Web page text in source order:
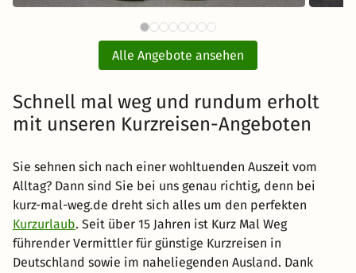
ab64 €
PLAYMOBIL®-FunPark mit Hotel
und Eintritt
inkl. Übernachtung und Frühstück
Zum Angebot
Alle Angebote ansehen
Schnell mal weg und rundum erholt
mit unseren Kurzreisen-Angeboten
Sie sehnen sich nach einer wohltuenden Auszeit vom
Alltag? Dann sind Sie bei uns genau richtig, denn bei
kurz-mal-weg.de dreht sich alles um den perfekten
Kurzurlaub. Seit über 15 Jahren ist Kurz Mal Weg
führender Vermittler für günstige Kurzreisen in
Deutschland sowie im naheliegenden Ausland. Dank